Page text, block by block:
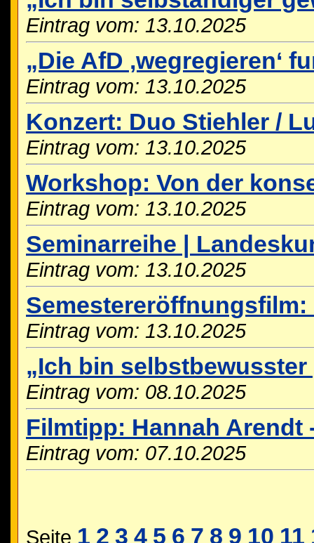
Eintrag vom: 13.10.2025
„Die AfD ‚wegregieren‘
Eintrag vom: 13.10.2025
Konzert: Duo Stiehler /
Eintrag vom: 13.10.2025
Workshop: Von der
Eintrag vom: 13.10.2025
Seminarreihe |
Eintrag vom: 13.10.2025
Eintrag vom: 13.10.2025
„Ich bin selbstbewusster
Eintrag vom: 08.10.2025
Filmtipp: Hannah Arendt
Eintrag vom: 07.10.2025
Seite 1 2 3 4 5 6 7 8 9 10 11